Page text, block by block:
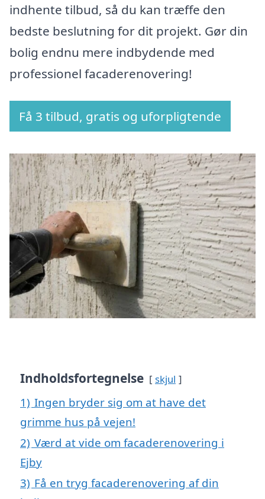
indhente tilbud, så du kan træffe den
bedste beslutning for dit projekt. Gør din
bolig endnu mere indbydende med
professionel facaderenovering!
Få 3 tilbud, gratis og uforpligtende
Indholdsfortegnelse skjul
1) Ingen bryder sig om at have det
grimme hus på vejen!
2) Værd at vide om facaderenovering i
Ejby
3) Få en tryg facaderenovering af din